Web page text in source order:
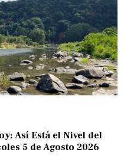
Así Está el Nivel del
5 de Agosto 2026